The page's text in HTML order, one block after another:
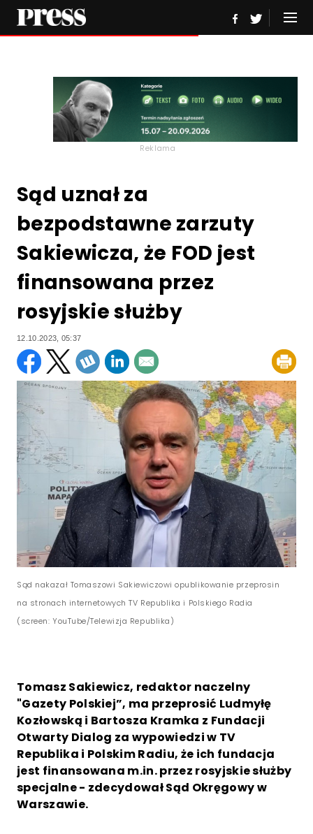
Reklama
Sąd uznał za
bezpodstawne zarzuty
Sakiewicza, że FOD jest
finansowana przez
rosyjskie służby
12.10.2023, 05:37
Sąd nakazał Tomaszowi Sakiewiczowi opublikowanie przeprosin
na stronach internetowych TV Republika i Polskiego Radia
(screen: YouTube/Telewizja Republika)
Tomasz Sakiewicz, redaktor naczelny
"Gazety Polskiej”, ma przeprosić Ludmyłę
Kozłowską i Bartosza Kramka z Fundacji
Otwarty Dialog za wypowiedzi w TV
Republika i Polskim Radiu, że ich fundacja
jest finansowana m.in. przez rosyjskie służby
specjalne - zdecydował Sąd Okręgowy w
Warszawie.